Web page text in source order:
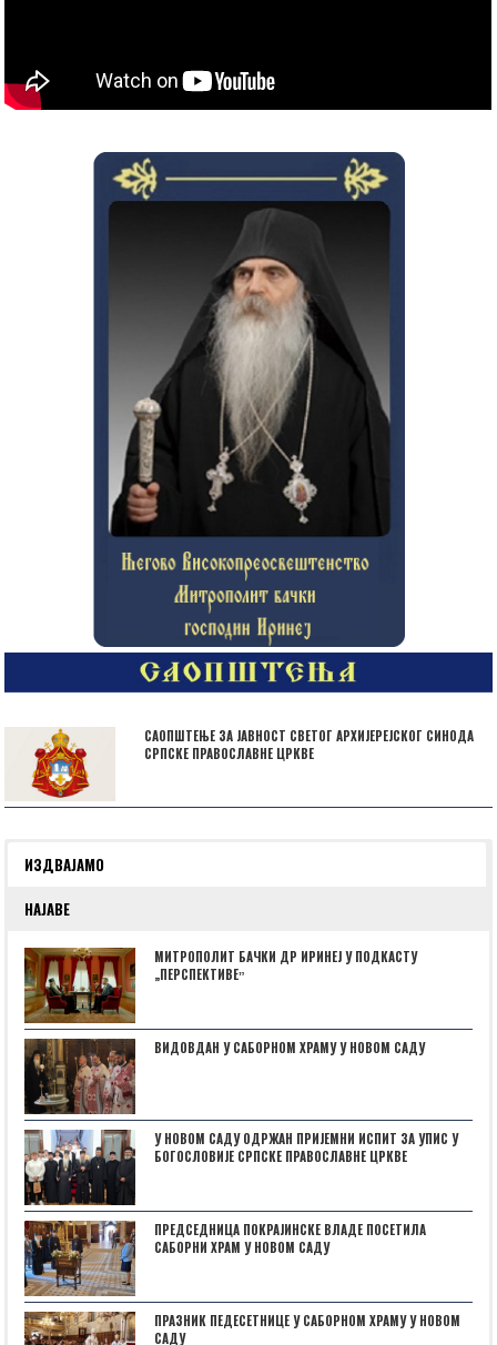
САОПШТЕЊЕ ЗА ЈАВНОСТ СВЕТОГ АРХИЈЕРЕЈСКОГ СИНОДА
СРПСКЕ ПРАВОСЛАВНЕ ЦРКВЕ
ИЗДВАЈАМО
НАЈАВЕ
МИТРОПОЛИТ БАЧКИ ДР ИРИНЕЈ У ПОДКАСТУ
„ПЕРСПЕКТИВЕˮ
ВИДОВДАН У САБОРНОМ ХРАМУ У НОВОМ САДУ
У НОВОМ САДУ ОДРЖАН ПРИЈЕМНИ ИСПИТ ЗА УПИС У
БОГОСЛОВИЈЕ СРПСКЕ ПРАВОСЛАВНЕ ЦРКВЕ
ПРЕДСЕДНИЦА ПОКРАЈИНСКЕ ВЛАДЕ ПОСЕТИЛА
САБОРНИ ХРАМ У НОВОМ САДУ
ПРАЗНИК ПЕДЕСЕТНИЦЕ У САБОРНОМ ХРАМУ У НОВОМ
САДУ